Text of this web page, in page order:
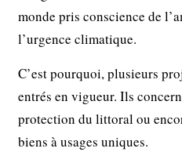
monde pris conscience de
l’urgence climatique.
C’est pourquoi, plusieurs
entrés en vigueur. Ils
protection du littoral ou
biens à usages uniques.